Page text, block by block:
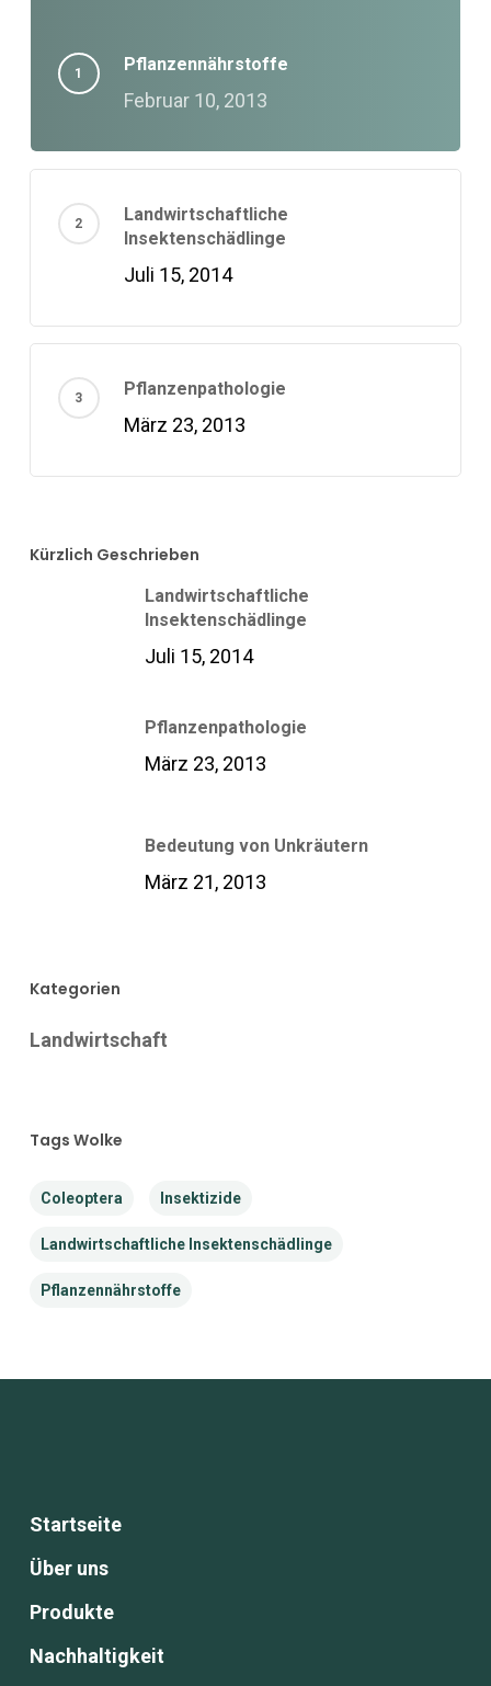
Pflanzennährstoffe
Februar 10, 2013
Landwirtschaftliche
Insektenschädlinge
Juli 15, 2014
Pflanzenpathologie
März 23, 2013
Kürzlich Geschrieben
Landwirtschaftliche
Insektenschädlinge
Juli 15, 2014
Pflanzenpathologie
März 23, 2013
Bedeutung von Unkräutern
März 21, 2013
Kategorien
Landwirtschaft
Tags Wolke
Coleoptera Insektizide
Landwirtschaftliche Insektenschädlinge
Pflanzennährstoffe
Startseite
Über uns
Produkte
Nachhaltigkeit